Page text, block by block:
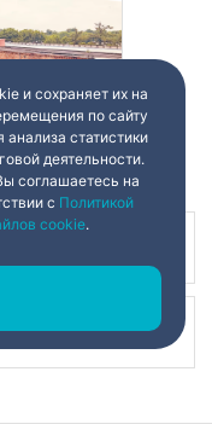
и сохраняет их на
по сайту
статистики
деятельности.
соглашаетесь на
с Политикой
cookie.